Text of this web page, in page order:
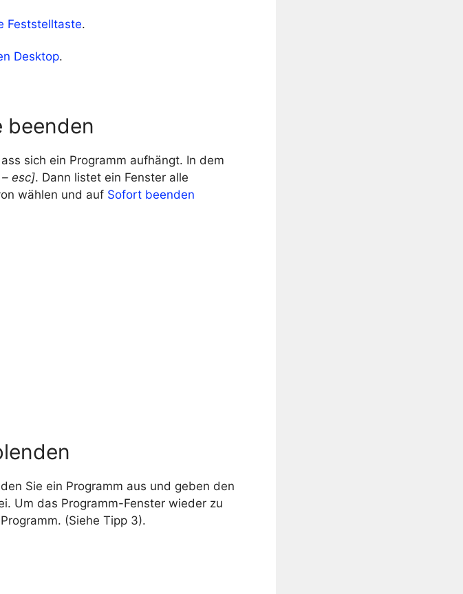
Feststelltaste.
Desktop.
beenden
sich ein Programm aufhängt. In dem
esc]. Dann listet ein Fenster alle
wählen und auf Sofort beenden
Sie ein Programm aus und geben den
Um das Programm-Fenster wieder zu
(Siehe Tipp 3).